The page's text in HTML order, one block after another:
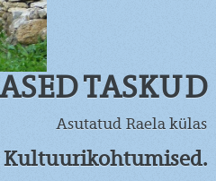
TASKUD
Asutatud Raela külas
Kultuurikohtumised.